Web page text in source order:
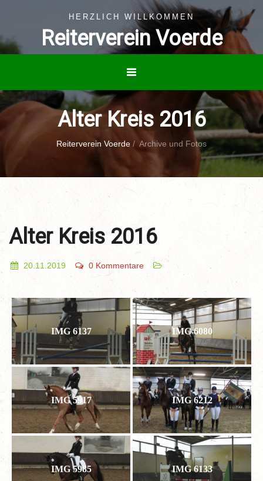
HERZLICH WILLKOMMEN
Reiterverein Voerde
Alter Kreis 2016
Reiterverein Voerde / Archive und Fotos
Alter Kreis 2016
20.11.2019 0 Kommentare
IMG 6137 IMG 6080
IMG 5917 IMG 6212
IMG 5985 IMG 6133